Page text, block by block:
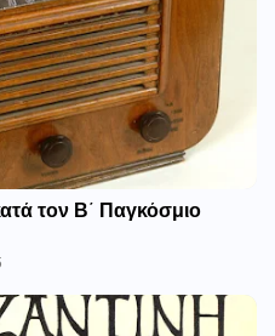
τον Β΄ Παγκόσμιο